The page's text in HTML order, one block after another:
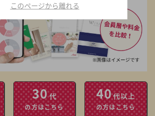
30代
の方はこちら
40代以上
の方はこちら
このページから離れる